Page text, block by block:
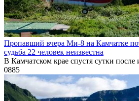
Пропавший вчера Ми-8 на Камчатке
судьба 22 человек неизвестна
В Камчатском крае спустя сутки после
0885